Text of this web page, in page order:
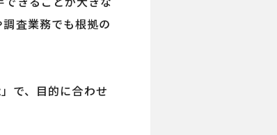
査業務でも根拠の
で、目的に合わせ